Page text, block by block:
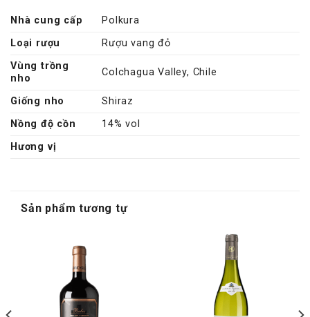
Nhà cung cấp
Polkura
Loại rượu
Rượu vang đỏ
Vùng trồng
nho
Colchagua Valley, Chile
Giống nho
Shiraz
Nồng độ cồn
14% vol
Hương vị
Sản phẩm tương tự